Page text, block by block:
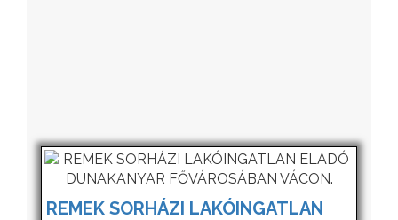
REMEK SORHÁZI LAKÓINGATLAN